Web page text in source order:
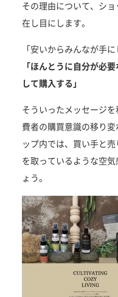
その理由について、シ
在し目にします。
「安いからみんなが手
「ほんとうに自分が必
して購入する」
そういったメッセージ
費者の購買意識の移り
ップ内では、買い手と
を取っているような空
ょう。